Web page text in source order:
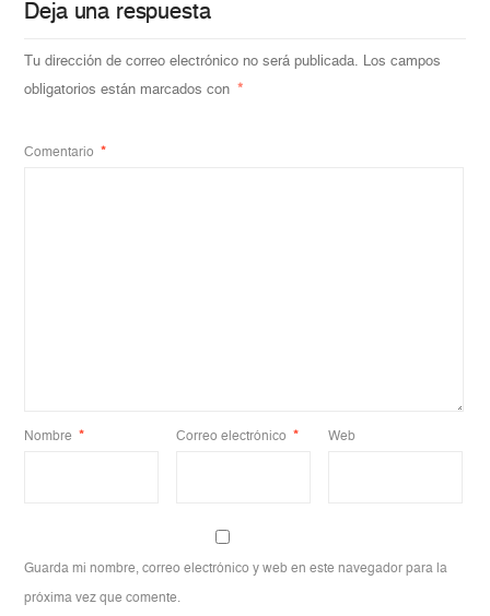
Deja una respuesta
Tu dirección de correo electrónico no será publicada. Los campos
obligatorios están marcados con *
Comentario *
Nombre * Correo electrónico * Web
Guarda mi nombre, correo electrónico y web en este navegador para la
próxima vez que comente.